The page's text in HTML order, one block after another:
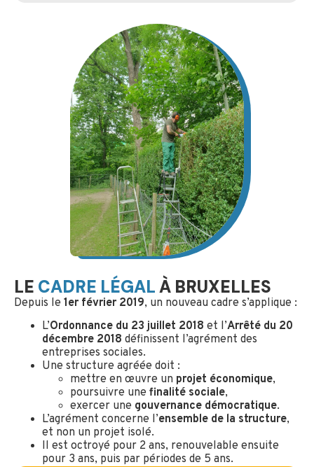
LE CADRE LÉGALÀ BRUXELLES
Depuis le 1er février 2019, un nouveau cadre s’applique :
L’Ordonnance du 23 juillet 2018 et l’Arrêté du 20
décembre 2018 définissent l’agrément des
entreprises sociales.
Une structure agréée doit :
mettre en œuvre un projet économique,
poursuivre une finalité sociale,
exercer une gouvernance démocratique.
L’agrément concerne l’ensemble de la structure,
et non un projet isolé.
Il est octroyé pour 2 ans, renouvelable ensuite
pour 3 ans, puis par périodes de 5 ans.